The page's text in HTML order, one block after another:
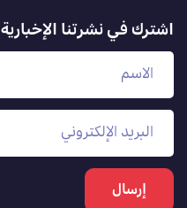
اشترك في نشرتنا الإخبارية